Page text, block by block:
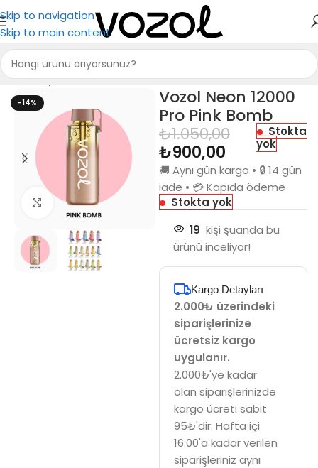
Skip to navigation
Skip to main content
Ana Sayfa Puff Bar
-14%
Büyütmek için tıkla
Vozol Neon 12000
Pro Pink Bomb
₺1.050,00
₺900,00
Stokta
yok
🚚 Aynı gün kargo • 🔒 14 gün
iade • 💳 Kapıda ödeme
Stokta yok
19 kişi şuanda bu
ürünü inceliyor!
Kargo Detayları
2.000₺ üzerindeki
siparişlerinize
ücretsiz kargo
uygulanır.
2.000₺'ye kadar
olan siparişlerinizde
kargo ücreti sabit
95₺'dir. Hafta içi
16:00'a kadar verilen
siparişleriniz aynı